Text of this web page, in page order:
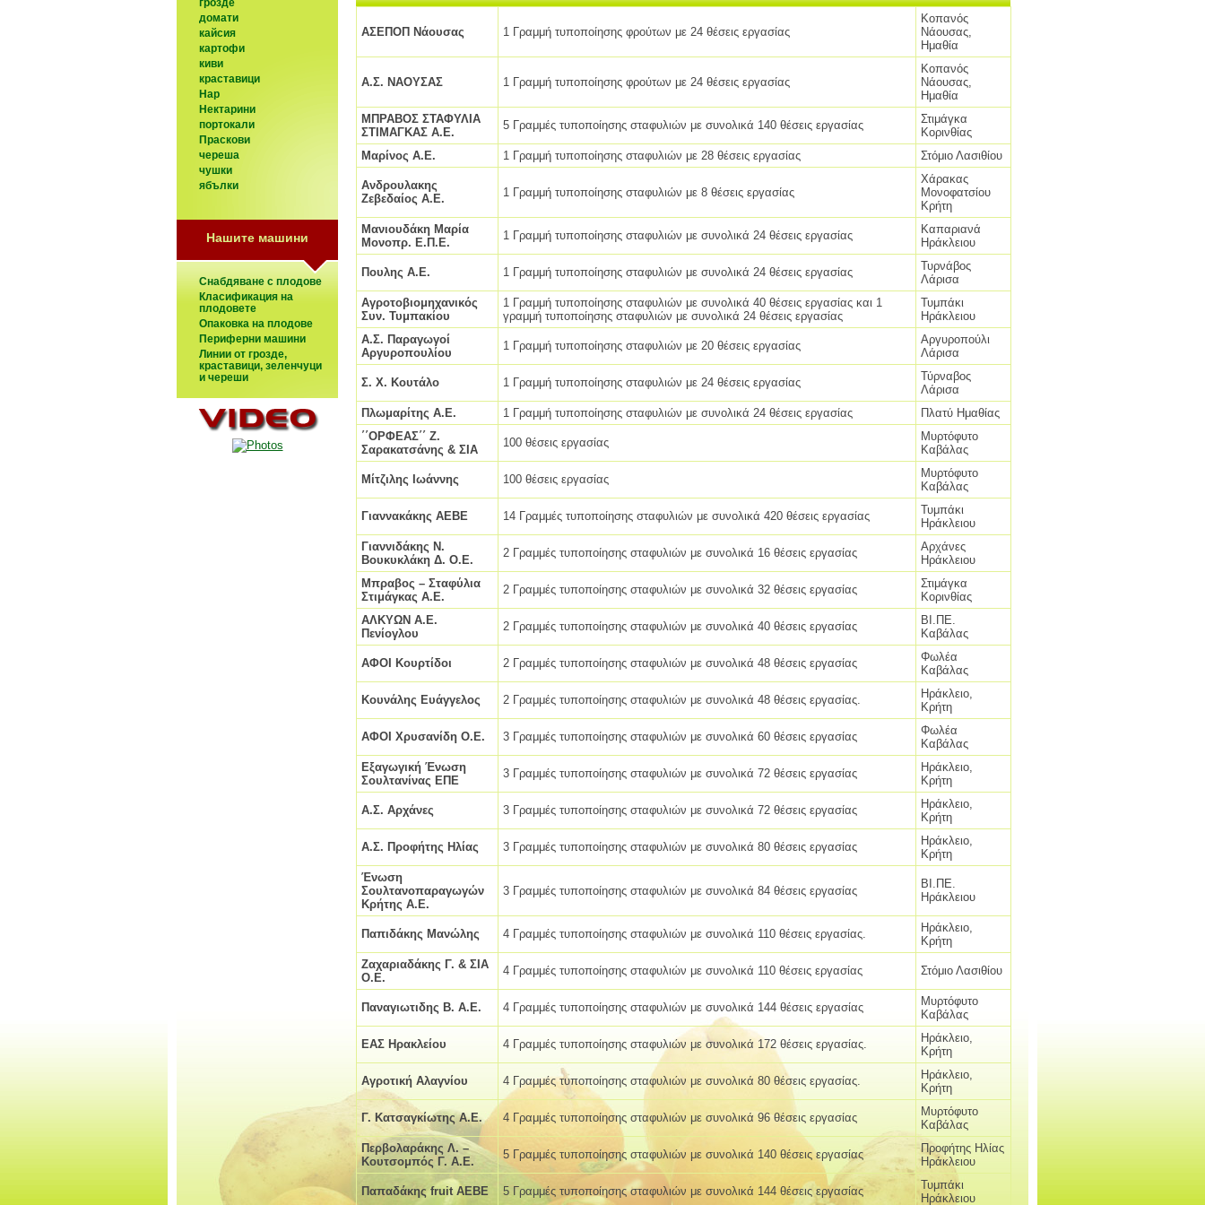
домати
кайсия
картофи
киви
краставици
Нар
Нектарини
портокали
Праскови
череша
чушки
ябълки
Нашите машини
Снабдяване с плодове
Класификация на
плодовете
Опаковка на плодове
Периферни машини
Линии от грозде,
краставици, зеленчуци
и череши
ΑΣΕΠΟΠ Νάουσας 1 Γραμμή τυποποίησης φρούτων με 24 θέσεις εργασίας
Κοπανός
Νάουσας,
Ημαθία
Α.Σ. ΝΑΟΥΣΑΣ 1 Γραμμή τυποποίησης φρούτων με 24 θέσεις εργασίας
Κοπανός
Νάουσας,
Ημαθία
ΜΠΡΑΒΟΣ ΣΤΑΦΥΛΙΑ
ΣΤΙΜΑΓΚΑΣ Α.Ε.
5 Γραμμές τυποποίησης σταφυλιών με συνολικά 140 θέσεις εργασίας
Στιμάγκα
Κορινθίας
Μαρίνος Α.Ε.
1 Γραμμή τυποποίησης σταφυλιών με 28 θέσεις εργασίας Στόμιο Λασιθίου
Ανδρουλακης
Ζεβεδαίος Α.Ε.
1 Γραμμή τυποποίησης σταφυλιών με 8 θέσεις εργασίας
Χάρακας
Μονοφατσίου
Κρήτη
Μανιουδάκη Μαρία
Μονοπρ. Ε.Π.Ε.
1 Γραμμή τυποποίησης σταφυλιών με συνολικά 24 θέσεις εργασίας
Καπαριανά
Ηράκλειου
Πουλης Α.Ε. 1 Γραμμή τυποποίησης σταφυλιών με συνολικά 24 θέσεις εργασίας
Τυρνάβος
Λάρισα
Αγροτοβιομηχανικός
Συν. Τυμπακίου
1 Γραμμή τυποποίησης σταφυλιών με συνολικά 40 θέσεις εργασίας και 1
γραμμή τυποποίησης σταφυλιών με συνολικά 24 θέσεις εργασίας
Τυμπάκι
Ηράκλειου
Α.Σ. Παραγωγοί
Αργυροπουλίου
1 Γραμμή τυποποίησης σταφυλιών με 20 θέσεις εργασίας
Αργυροπούλι
Λάρισα
Σ. Χ. Κουτάλο 1 Γραμμή τυποποίησης σταφυλιών με 24 θέσεις εργασίας
Τύρναβος
Λάρισα
Πλωμαρίτης Α.Ε.
1 Γραμμή τυποποίησης σταφυλιών με συνολικά 24 θέσεις εργασίας
Πλατύ Ημαθίας
΄΄ΟΡΦΕΑΣ΄΄ Ζ.
Σαρακατσάνης & ΣΙΑ
100 θέσεις εργασίας
Μυρτόφυτο
Καβάλας
Μίτζιλης Ιωάννης 100 θέσεις εργασίας
Μυρτόφυτο
Καβάλας
Γιαννακάκης ΑΕΒΕ 14 Γραμμές τυποποίησης σταφυλιών με συνολικά 420 θέσεις εργασίας
Τυμπάκι
Ηράκλειου
Γιαννιδάκης Ν.
Βουκυκλάκη Δ. Ο.Ε.
2 Γραμμές τυποποίησης σταφυλιών με συνολικά 16 θέσεις εργασίας
Αρχάνες
Ηράκλειου
Μπραβος – Σταφύλια
Στιμάγκας Α.Ε.
2 Γραμμές τυποποίησης σταφυλιών με συνολικά 32 θέσεις εργασίας
Στιμάγκα
Κορινθίας
ΑΛΚΥΩΝ Α.Ε.
Πενίογλου
2 Γραμμές τυποποίησης σταφυλιών με συνολικά 40 θέσεις εργασίας
ΒΙ.ΠΕ.
Καβάλας
ΑΦΟΙ Κουρτίδοι 2 Γραμμές τυποποίησης σταφυλιών με συνολικά 48 θέσεις εργασίας
Φωλέα
Καβάλας
Κουνάλης Ευάγγελος 2 Γραμμές τυποποίησης σταφυλιών με συνολικά 48 θέσεις εργασίας.
Ηράκλειο,
Κρήτη
ΑΦΟΙ Χρυσανίδη Ο.Ε. 3 Γραμμές τυποποίησης σταφυλιών με συνολικά 60 θέσεις εργασίας
Φωλέα
Καβάλας
Εξαγωγική Ένωση
Σουλτανίνας ΕΠΕ
3 Γραμμές τυποποίησης σταφυλιών με συνολικά 72 θέσεις εργασίας
Ηράκλειο,
Κρήτη
Α.Σ. Αρχάνες 3 Γραμμές τυποποίησης σταφυλιών με συνολικά 72 θέσεις εργασίας
Ηράκλειο,
Κρήτη
Α.Σ. Προφήτης Ηλίας 3 Γραμμές τυποποίησης σταφυλιών με συνολικά 80 θέσεις εργασίας
Ηράκλειο,
Κρήτη
Ένωση
Σουλτανοπαραγωγών
Κρήτης Α.Ε.
3 Γραμμές τυποποίησης σταφυλιών με συνολικά 84 θέσεις εργασίας
ΒΙ.ΠΕ.
Ηράκλειου
Παπιδάκης Μανώλης 4 Γραμμές τυποποίησης σταφυλιών με συνολικά 110 θέσεις εργασίας.
Ηράκλειο,
Κρήτη
Ζαχαριαδάκης Γ. & ΣΙΑ
Ο.Ε.
4 Γραμμές τυποποίησης σταφυλιών με συνολικά 110 θέσεις εργασίας Στόμιο Λασιθίου
Παναγιωτιδης Β. Α.Ε. 4 Γραμμές τυποποίησης σταφυλιών με συνολικά 144 θέσεις εργασίας
Μυρτόφυτο
Καβάλας
ΕΑΣ Ηρακλείου 4 Γραμμές τυποποίησης σταφυλιών με συνολικά 172 θέσεις εργασίας.
Ηράκλειο,
Κρήτη
Αγροτική Αλαγνίου 4 Γραμμές τυποποίησης σταφυλιών με συνολικά 80 θέσεις εργασίας.
Ηράκλειο,
Κρήτη
Γ. Κατσαγκίωτης Α.Ε. 4 Γραμμές τυποποίησης σταφυλιών με συνολικά 96 θέσεις εργασίας
Μυρτόφυτο
Καβάλας
Περβολαράκης Λ. –
Κουτσομπός Γ. Α.Ε.
5 Γραμμές τυποποίησης σταφυλιών με συνολικά 140 θέσεις εργασίας
Προφήτης Ηλίας
Ηράκλειου
Παπαδάκης fruit ΑΕΒΕ 5 Γραμμές τυποποίησης σταφυλιών με συνολικά 144 θέσεις εργασίας
Τυμπάκι
Ηράκλειου